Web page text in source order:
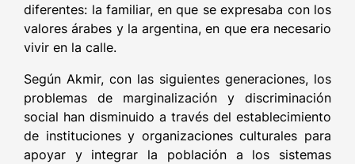
diferentes: la familiar, en que se expresaba con los
valores árabes y la argentina, en que era necesario
vivir en la calle.
Según Akmir, con las siguientes generaciones, los
problemas de marginalización y discriminación
social han disminuido a través del establecimiento
de instituciones y organizaciones culturales para
apoyar y integrar la población a los sistemas